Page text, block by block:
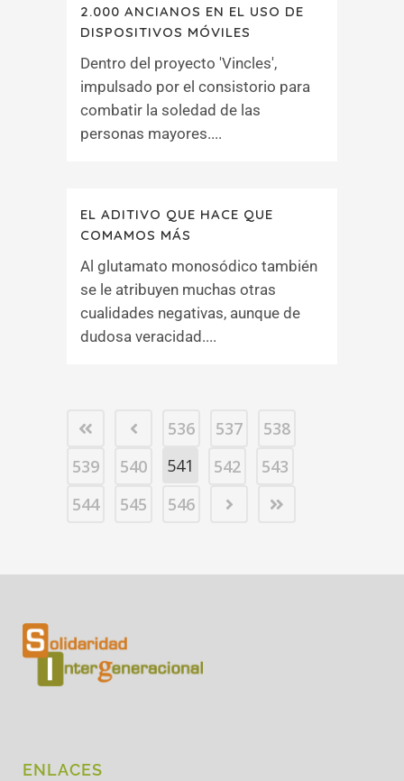
2.000 ANCIANOS EN EL USO DE
DISPOSITIVOS MÓVILES
Dentro del proyecto 'Vincles',
impulsado por el consistorio para
combatir la soledad de las
personas mayores....
EL ADITIVO QUE HACE QUE
COMAMOS MÁS
Al glutamato monosódico también
se le atribuyen muchas otras
cualidades negativas, aunque de
dudosa veracidad....
536 537
538
539
540 541 542
543
544
545 546
ENLACES